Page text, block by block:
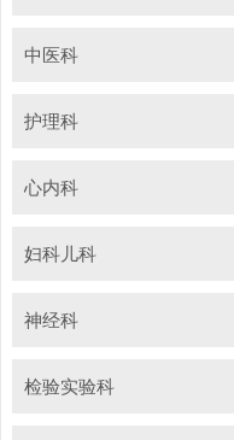
中医科
护理科
心内科
妇科儿科
神经科
检验实验科